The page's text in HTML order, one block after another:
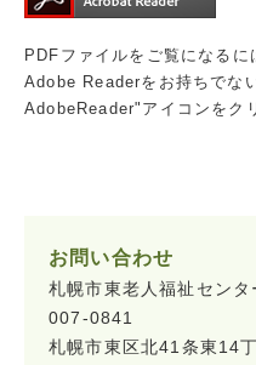
PDFファイルをご覧になる
Adobe Readerをお持ちでな
AdobeReader"アイコンをク
お問い合わせ
札幌市東老人福祉センタ
007-0841
札幌市東区北41条東14